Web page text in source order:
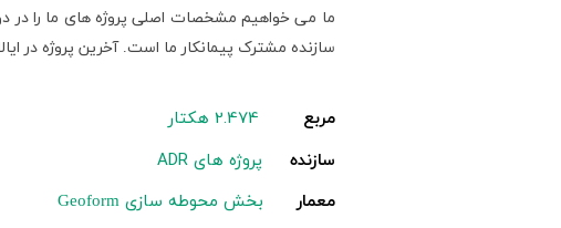
ما می خواهیم مشخصات اصلی پروژه های ما را در
سازنده مشترک پیمانکار ما است. آخرین پروژه در
مربع 2.474 هکتار
سازنده پروژه های ADR
معمار
بخش محوطه سازی Geoform